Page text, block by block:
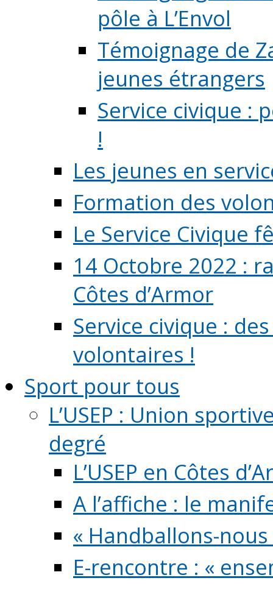
pôle à L’Envol
Témoignage de
jeunes étrangers
Service civique :
!
Les jeunes en
Formation des
Le Service Civique
14 Octobre 2022 :
Côtes d’Armor
Service civique :
volontaires !
Sport pour tous
L’USEP : Union
degré
L’USEP en Côtes
A l’affiche : le
« Handballons-
E-rencontre : «